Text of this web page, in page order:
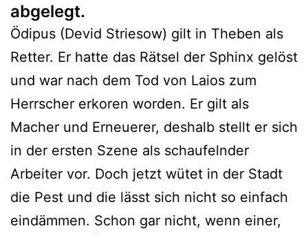
abgelegt.
Ödipus (Devid Striesow) gilt in Theben als
Retter. Er hatte das Rätsel der Sphinx gelöst
und war nach dem Tod von Laios zum
Herrscher erkoren worden. Er gilt als
Macher und Erneuerer, deshalb stellt er sich
in der ersten Szene als schaufelnder
Arbeiter vor. Doch jetzt wütet in der Stadt
die Pest und die lässt sich nicht so einfach
eindämmen. Schon gar nicht, wenn einer,